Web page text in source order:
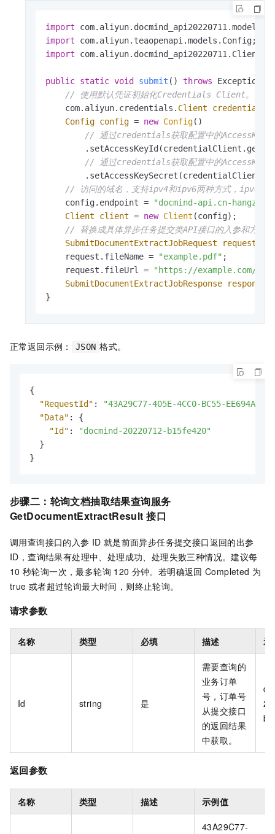
import
import
import com.aliyun.docmind_api20220711.Client;
public static void submit () throws Exception {
// 使用默认凭证初始化Credentials Client。
    com.aliyun.credentials.
Client
Config config = new Config()
// 通过credentials获取配置中的AccessKey
// 通过credentials获取配置中的AccessKey
// 访问的域名，支持ipv4和ipv6两种方式，ipv6
    config.endpoint =
"docmind-api.cn-
Client
client = new Client (config);
// 替换成具体异步任务提交类API接口的入参和方法
SubmitDocumentExtractJobRequest
request
    request.fileName =
"example.pdf" ;
    request.fileUrl =
"https://example.com/
SubmitDocumentExtractJobResponse
response
}
正常返回示例： JSON 格式。
{
"RequestId" :
"43A29C77-405E-4CC0-BC55-
"Data" :
{
"Id" :
"docmind-20220712-b15fe420"
}
}
步骤二：轮询文档抽取结果查询服务
GetDocumentExtractResult 接口
调用查询接口的入参 ID 就是前面异步任务提交接口返回的出参
ID，查询结果有处理中、处理成功、处理失败三种情况。建议每
10 秒轮询一次，最多轮询 120 分钟。若明确返回 Completed 为
true 或者超过轮询最大时间，则终止轮询。
请求参数
名称 类型 必填 描述 示
Id string 是
需要查询的
业务订单
号，订单号
从提交接口
的返回结果
中获取。
返回参数
名称 类型 描述 示例值
43A29C77-